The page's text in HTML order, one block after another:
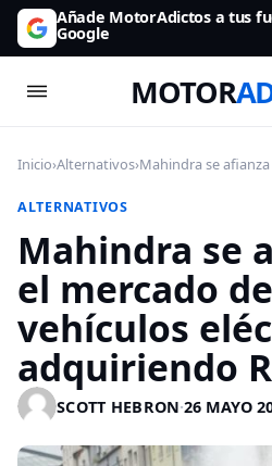
Añade MotorAdictos a tus
Google
MOTOR
Inicio›Alternativos›Mahindra se
ALTERNATIVOS
Mahindra se
el mercado
vehículos
adquiriendo
SCOTT HEBRON·26 MAYO